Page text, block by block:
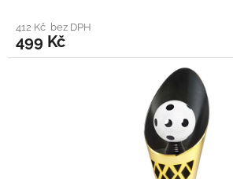
412 Kč bez DPH
499 Kč